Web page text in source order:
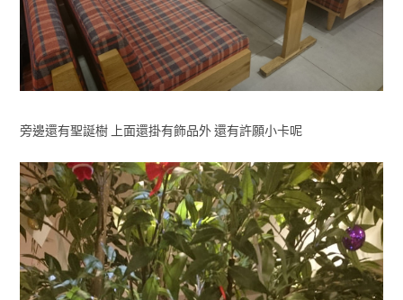
旁邊還有聖誕樹 上面還掛有飾品外 還有許願小卡呢